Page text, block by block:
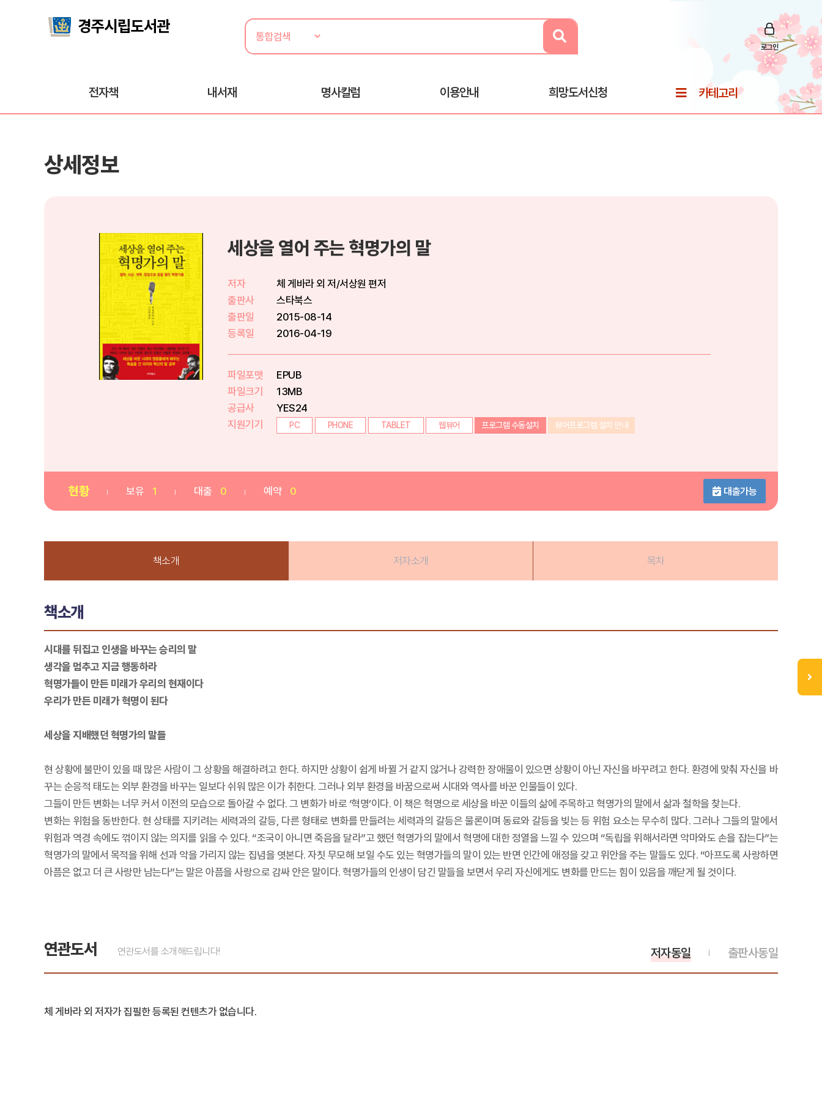
로그인
전자책 내서재 명사칼럼 이용안내 희망도서신청 카테고리
상세정보
세상을 열어 주는 혁명가의 말
저자
체 게바라 외 저/서상원 편저
출판사
스타북스
출판일
2015-08-14
등록일
2016-04-19
파일포맷
EPUB
파일크기
13MB
공급사
YES24
지원기기
PC PHONE TABLET 웹뷰어 프로그램 수동설치 뷰어프로그램 설치 안내
현황 보유 1 대출 0 예약 0 대출가능
책소개 저자소개 목차
책소개
시대를 뒤집고 인생을 바꾸는 승리의 말
생각을 멈추고 지금 행동하라
혁명가들이 만든 미래가 우리의 현재이다
우리가 만든 미래가 혁명이 된다
세상을 지배했던 혁명가의 말들
현 상황에 불만이 있을 때 많은 사람이 그 상황을 해결하려고 한다. 하지만 상황이 쉽게 바뀔 거 같지 않거나 강력한 장애물이 있으면 상황이 아닌 자신을 바꾸려고 한다. 환경에 맞춰 자신을 바
꾸는 순응적 태도는 외부 환경을 바꾸는 일보다 쉬워 많은 이가 취한다. 그러나 외부 환경을 바꿈으로써 시대와 역사를 바꾼 인물들이 있다.
그들이 만든 변화는 너무 커서 이전의 모습으로 돌아갈 수 없다. 그 변화가 바로 ‘혁명’이다. 이 책은 혁명으로 세상을 바꾼 이들의 삶에 주목하고 혁명가의 말에서 삶과 철학을 찾는다.
변화는 위험을 동반한다. 현 상태를 지키려는 세력과의 갈등, 다른 형태로 변화를 만들려는 세력과의 갈등은 물론이며 동료와 갈등을 빚는 등 위험 요소는 무수히 많다. 그러나 그들의 말에서
위험과 역경 속에도 꺾이지 않는 의지를 읽을 수 있다. “조국이 아니면 죽음을 달라”고 했던 혁명가의 말에서 혁명에 대한 정열을 느낄 수 있으며 “독립을 위해서라면 악마와도 손을 잡는다”는
혁명가의 말에서 목적을 위해 선과 악을 가리지 않는 집념을 엿본다. 자칫 무모해 보일 수도 있는 혁명가들의 말이 있는 반면 인간에 애정을 갖고 위안을 주는 말들도 있다. “아프도록 사랑하면
아픔은 없고 더 큰 사랑만 남는다”는 말은 아픔을 사랑으로 감싸 안은 말이다. 혁명가들의 인생이 담긴 말들을 보면서 우리 자신에게도 변화를 만드는 힘이 있음을 깨닫게 될 것이다.
연관도서 연관도서를 소개해드립니다! 출판사동일
저자동일
체 게바라 외 저자가 집필한 등록된 컨텐츠가 없습니다.